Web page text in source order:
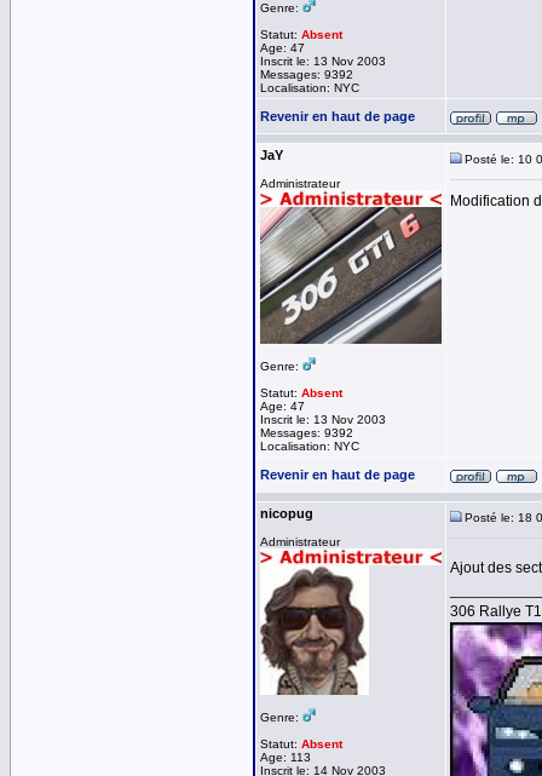
Genre:
Statut: Absent
Age: 47
Inscrit le: 13 Nov 2003
Messages: 9392
Localisation: NYC
Revenir en haut de page
JaY
Administrateur
Genre:
Statut: Absent
Age: 47
Inscrit le: 13 Nov 2003
Messages: 9392
Localisation: NYC
Posté le: 10
Modification
Revenir en haut de page
nicopug
Administrateur
Genre:
Statut: Absent
Age: 113
Inscrit le: 14 Nov 2003
Posté le: 18
Ajout des
306 Rallye